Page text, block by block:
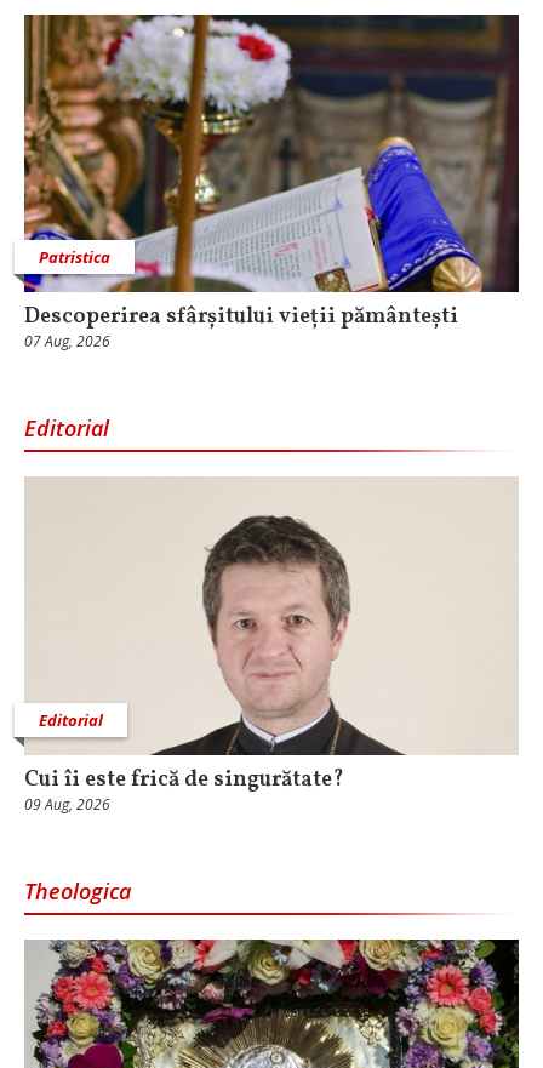
Patristica
Descoperirea sfârșitului vieții pământești
07 Aug, 2026
Editorial
Editorial
Cui îi este frică de singurătate?
09 Aug, 2026
Theologica